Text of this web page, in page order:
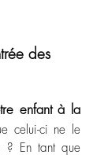
des
re enfant à la
celui-ci ne le
? En tant que